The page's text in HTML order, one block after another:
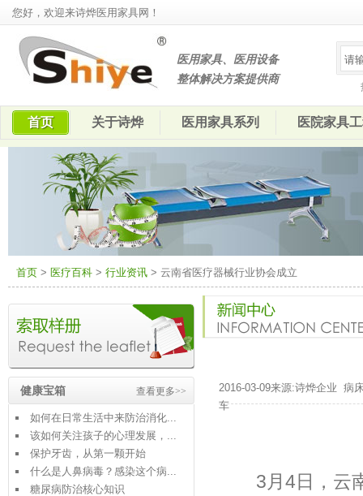
您好，欢迎来诗烨医用家具网！
医用家具、医用设备
整体解决方案提供商
首页 关于诗烨 医用家具系列 医院家具
首页 > 医疗百科 > 行业资讯 > 云南省医疗器械行业协会成立
查看更多>>
健康宝箱
如何在日常生活中来防治消化...
该如何关注孩子的心理发展，...
保护牙齿，从第一颗开始
什么是人鼻病毒？感染这个病...
糖尿病防治核心知识
2016-03-09来源:诗烨企业 病
车
3月4日，云南